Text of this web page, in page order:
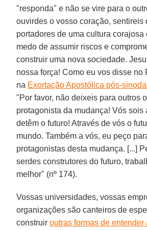
"responda" e não se vire para o
ouvirdes o vosso coração, sentireis
portadores de uma cultura corajosa
medo de assumir riscos e
construir uma nova sociedade.
nossa força! Como eu vos disse no
na Exortação Apostólica pós-
"Por favor, não deixeis para outros
protagonista da mudança! Vós sois
detêm o futuro! Através de vós o
mundo. Também a vós, eu peço
protagonistas desta mudança. [...]
serdes construtores do futuro,
melhor" (nº 174).
Vossas universidades, vossas
organizações são canteiros de
construiroutras formas de entender